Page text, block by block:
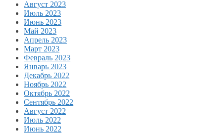
Август 2023
Июль 2023
Июнь 2023
Май 2023
Апрель 2023
Март 2023
Февраль 2023
Январь 2023
Декабрь 2022
Ноябрь 2022
Октябрь 2022
Сентябрь 2022
Август 2022
Июль 2022
Июнь 2022